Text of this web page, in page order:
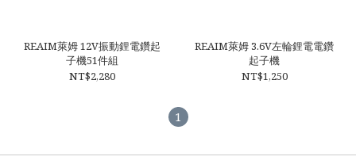
REAIM萊姆 12V振動鋰電鑽起
子機51件組
NT$2,280
REAIM萊姆 3.6V左輪鋰電電鑽
起子機
NT$1,250
1